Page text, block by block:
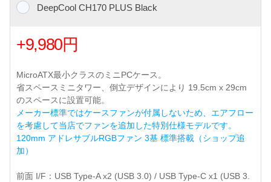
DeepCool CH170 PLUS Black
+9,980円
MicroATX最小クラスのミニPCケース。
省スペースミニタワー、倒立デザインにより 19.5cm x 29cm
のスペースに設置可能。
メーカー標準ではケースファンが付属しないため、エアフロー
を考慮して当店でファンを追加した特別仕様モデルです。
120mm アドレサブルRGBファン 3基 標準搭載（ショップ追
加）
前面 I/F：USB Type-A x2 (USB 3.0) / USB Type-C x1 (USB 3.